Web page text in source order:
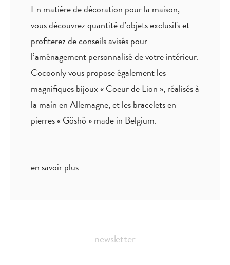
En matière de décoration pour la maison,
vous découvrez quantitéd’objets exclusifset
profiterez deconseils aviséspour
l’aménagement personnalisé de votre intérieur.
Cocoonly vous propose également les
magnifiques bijoux « Coeur de Lion », réalisés à
la main en Allemagne, et les bracelets en
pierres « Göshö » made in Belgium.
en savoir plus
newsletter